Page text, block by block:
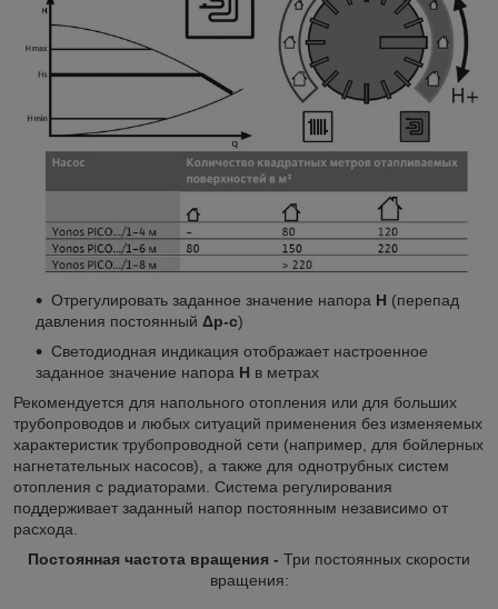
Отрегулировать заданное значение напора Н (перепад
давления постоянный Δp-c)
Светодиодная индикация отображает настроенное
заданное значение напора Н в метрах
Рекомендуется для напольного отопления или для больших
трубопроводов и любых ситуаций применения без изменяемых
характеристик трубопроводной сети (например, для бойлерных
нагнетательных насосов), а также для однотрубных систем
отопления с радиаторами. Система регулирования
поддерживает заданный напор постоянным независимо от
расхода.
Постоянная частота вращения - Три постоянных скорости
вращения: